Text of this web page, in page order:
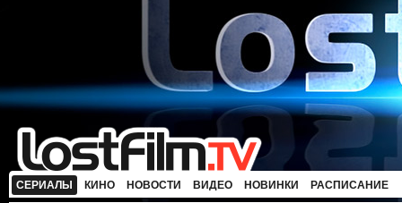
СЕРИАЛЫ КИНО НОВОСТИ ВИДЕО НОВИНКИ РАСПИСАНИЕ